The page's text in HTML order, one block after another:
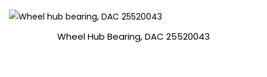
Wheel Hub Bearing, DAC 25520043